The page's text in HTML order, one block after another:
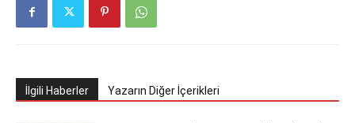
İlgili Haberler Yazarın Diğer İçerikleri